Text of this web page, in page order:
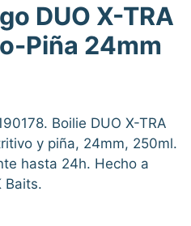
DUO X-TRA
Piña 24mm
Boilie DUO X-TRA
y piña, 24mm, 250ml.
hasta 24h. Hecho a
Baits.